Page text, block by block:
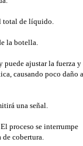
total de líquido.
la botella.
puede ajustar la fuerza y
causando poco daño
una señal.
proceso se interrumpe
cobertura.